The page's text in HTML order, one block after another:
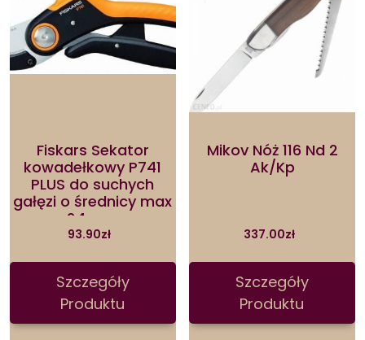
Fiskars Sekator
kowadełkowy P741
PLUS do suchych
gałęzi o średnicy max
24 mm
93.90zł
Szczegóły
Produktu
Mikov Nóż 116 Nd 2
Ak/Kp
337.00zł
Szczegóły
Produktu